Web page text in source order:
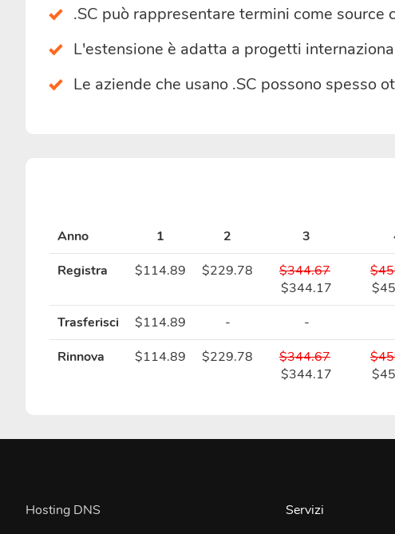
.SC può rappresentare termini come
L'estensione è adatta a progetti
Le aziende che usano .SC possono spesso
Anno 1 2 3
Registra
$114.89 $229.78
$344.67
$344.17
Trasferisci
$114.89 - -
Rinnova
$114.89 $229.78
$344.67
$344.17
Hosting DNS
Servizi